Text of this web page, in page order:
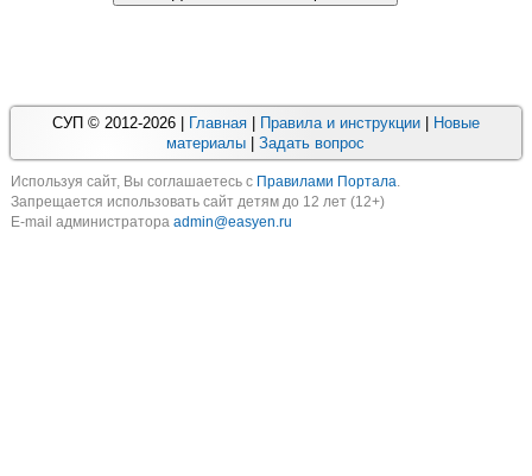
СУП © 2012-2026 | Главная| Правила и инструкции|
Новые
материалы |Задать вопрос
Используя cайт, Вы соглашаетесь с Правилами Портала.
Запрещается использовать сайт детям до 12 лет (12+)
E-mail администратора admin@easyen.ru